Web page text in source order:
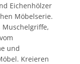
Eichenhölzer
Möbelserie.
Muschelgriffe,
und
Kreieren